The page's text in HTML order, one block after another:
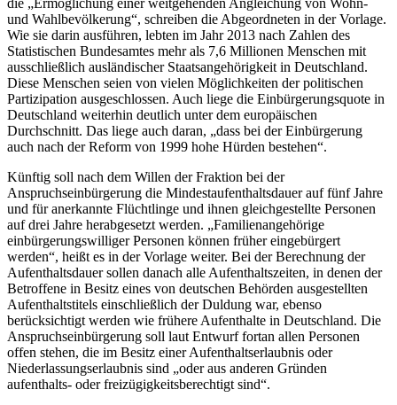
und Wahlbevölkerung“, schreiben die Abgeordneten in der Vorlage.
Wie sie darin ausführen, lebten im Jahr 2013 nach Zahlen des
Statistischen Bundesamtes mehr als 7,6 Millionen Menschen mit
ausschließlich ausländischer Staatsangehörigkeit in Deutschland.
Diese Menschen seien von vielen Möglichkeiten der politischen
Partizipation ausgeschlossen. Auch liege die Einbürgerungsquote in
Deutschland weiterhin deutlich unter dem europäischen
Durchschnitt. Das liege auch daran, „dass bei der Einbürgerung
auch nach der Reform von 1999 hohe Hürden bestehen“.
Künftig soll nach dem Willen der Fraktion bei der
Anspruchseinbürgerung die Mindestaufenthaltsdauer auf fünf Jahre
und für anerkannte Flüchtlinge und ihnen gleichgestellte Personen
auf drei Jahre herabgesetzt werden. „Familienangehörige
einbürgerungswilliger Personen können früher eingebürgert
werden“, heißt es in der Vorlage weiter. Bei der Berechnung der
Aufenthaltsdauer sollen danach alle Aufenthaltszeiten, in denen der
Betroffene in Besitz eines von deutschen Behörden ausgestellten
Aufenthaltstitels einschließlich der Duldung war, ebenso
berücksichtigt werden wie frühere Aufenthalte in Deutschland. Die
Anspruchseinbürgerung soll laut Entwurf fortan allen Personen
offen stehen, die im Besitz einer Aufenthaltserlaubnis oder
Niederlassungserlaubnis sind „oder aus anderen Gründen
aufenthalts- oder freizügigkeitsberechtigt sind“.